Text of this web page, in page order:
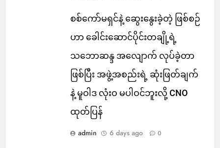
စစ်ကော်မရှင်နဲ့ ဆွေးနွေးခဲ့တဲ့ ဖြစ်စဉ်
ဟာ ခေါင်းဆောင်ပိုင်းတချို့ရဲ့
သဘောဆန္ဒ အလျောက် လုပ်ခဲ့တာ
ဖြစ်ပြီး အဖွဲ့အစည်းရဲ့ ဆုံးဖြတ်ချက်
နဲ့ မူဝါဒ လုံးဝ မပါဝင်ဘူးလို့ CNO
ထုတ်ပြန်
admin 6 days ago 0